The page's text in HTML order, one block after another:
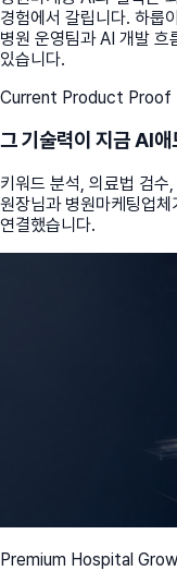
경험에서 갈립니다. 하룹
병원 운영팀과 AI 개발 흐
있습니다.
Current Product Proof
그 기술력이 지금 AI
키워드 분석, 의료법 검수
원장님과 병원마케팅업
연결했습니다.
Premium Hospital